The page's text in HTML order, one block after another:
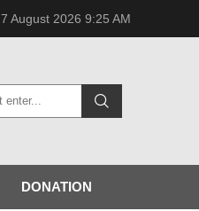
7 August 2026 9:25 AM
DONATION